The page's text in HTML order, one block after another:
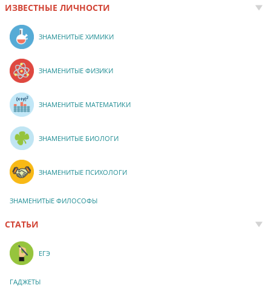
ИЗВЕСТНЫЕ ЛИЧНОСТИ
ЗНАМЕНИТЫЕ ХИМИКИ
ЗНАМЕНИТЫЕ ФИЗИКИ
ЗНАМЕНИТЫЕ МАТЕМАТИКИ
ЗНАМЕНИТЫЕ БИОЛОГИ
ЗНАМЕНИТЫЕ ПСИХОЛОГИ
ЗНАМЕНИТЫЕ ФИЛОСОФЫ
СТАТЬИ
ЕГЭ
ГАДЖЕТЫ